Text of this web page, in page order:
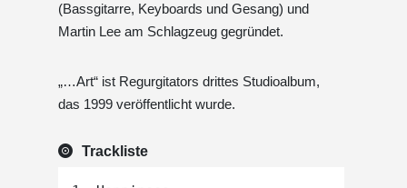
(Bassgitarre, Keyboards und Gesang) und
Martin Lee am Schlagzeug gegründet.
„…Art“ ist Regurgitators drittes Studioalbum,
das 1999 veröffentlicht wurde.
Trackliste